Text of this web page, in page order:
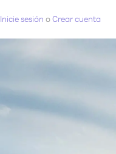
Inicie sesión oCrear cuenta